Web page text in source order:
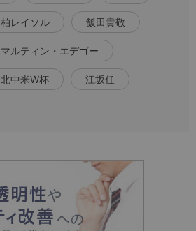
柏レイソル 飯田貴敬
マルティン・エデゴー
北中米W杯 江坂任